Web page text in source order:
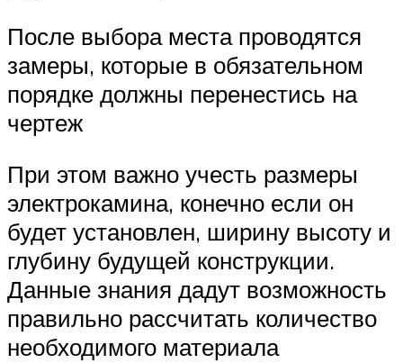
После выбора места проводятся
замеры, которые в обязательном
порядке должны перенестись на
чертеж
При этом важно учесть размеры
электрокамина, конечно если он
будет установлен, ширину высоту и
глубину будущей конструкции.
Данные знания дадут возможность
правильно рассчитать количество
необходимого материала